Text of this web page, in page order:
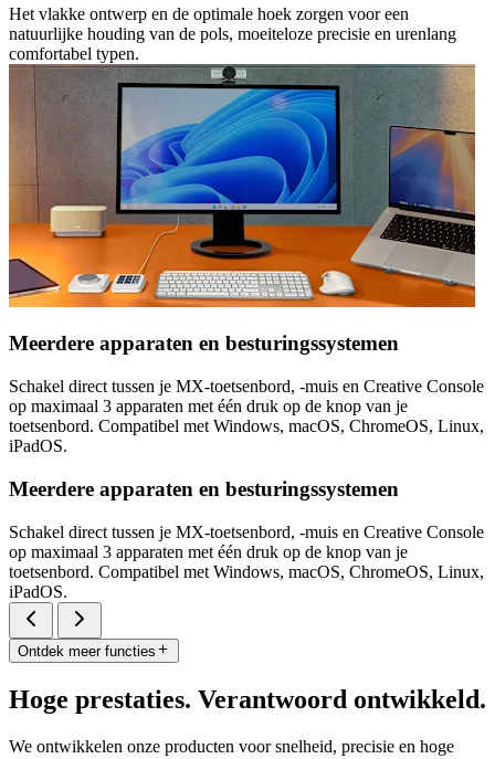
Het vlakke ontwerp en de optimale hoek zorgen voor een
natuurlijke houding van de pols, moeiteloze precisie en urenlang
comfortabel typen.
Meerdere apparaten en besturingssystemen
Schakel direct tussen je MX-toetsenbord, -muis en Creative Console
op maximaal 3 apparaten met één druk op de knop van je
toetsenbord. Compatibel met Windows, macOS, ChromeOS, Linux,
iPadOS.
Meerdere apparaten en besturingssystemen
Schakel direct tussen je MX-toetsenbord, -muis en Creative Console
op maximaal 3 apparaten met één druk op de knop van je
toetsenbord. Compatibel met Windows, macOS, ChromeOS, Linux,
iPadOS.
Ontdek meer functies
Hoge prestaties. Verantwoord ontwikkeld.
We ontwikkelen onze producten voor snelheid, precisie en hoge